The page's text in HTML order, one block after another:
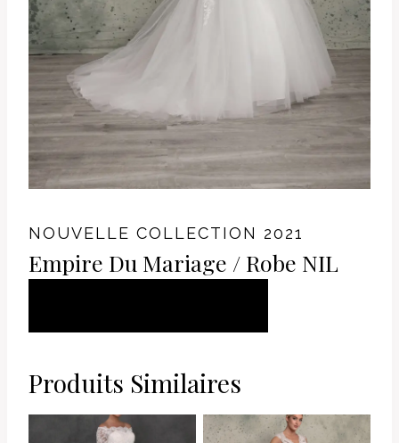
NOUVELLE COLLECTION 2021
Empire Du Mariage / Robe NIL
Produits Similaires